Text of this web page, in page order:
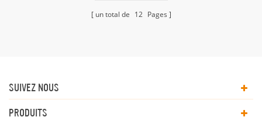
un total de 12 Pages
SUIVEZ NOUS
PRODUITS